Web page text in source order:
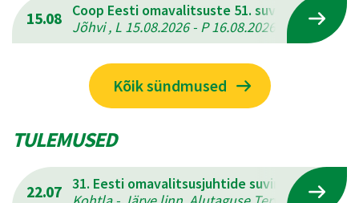
15.08
Coop Eesti omavalitsuste 51. suvemängud
Jõhvi , L 15.08.2026 - P 16.08.2026
Kõik sündmused
TULEMUSED
22.07 31. Eesti omavalitsusjuhtide suvine